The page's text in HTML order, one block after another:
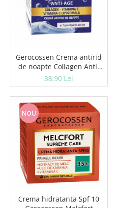
Gerocossen Crema antirid
de noapte Collagen Anti-
Age 50ml
38,90 Lei
NOU
Crema hidratanta Spf 10